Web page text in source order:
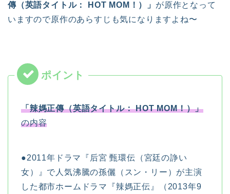
傳（英語タイトル： HOT MOM！）」 が原作となって
いますので原作のあらすじも気になりますよね〜
「辣媽正傳（英語タイトル： HOT MOM！）」
の内容
●2011年ドラマ『后宮 甄環伝（宮廷の諍い
女）』で人気沸騰の孫儷（スン・リー）が主演
した都市ホームドラマ『辣媽正伝』（2013年9